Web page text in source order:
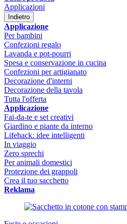
Applicazioni
Indietro
Applicazione
Per bambini
Confezioni regalo
Lavanda e pot-pourri
Spesa e conservazione in cucina
Confezioni per artigianato
Decorazione d'interni
Decorazione della tavola
Tutta l'offerta
Applicazione
Fai-da-te e set creativi
Giardino e piante da interno
Lifehack: idee intelligenti
In viaggio
Zero sprechi
Per animali domestici
Protezione dei grappoli
Crea il tuo sacchetto
Reklama